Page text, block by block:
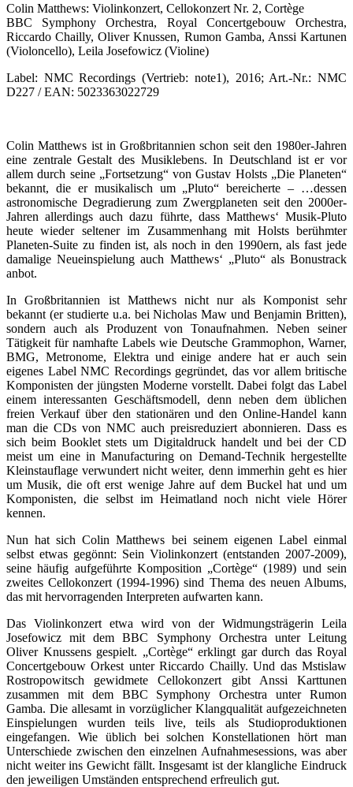
Colin Matthews: Violinkonzert, Cellokonzert Nr. 2, Cortège
BBC Symphony Orchestra, Royal Concertgebouw Orchestra,
Riccardo Chailly, Oliver Knussen, Rumon Gamba, Anssi Kartunen
(Violoncello), Leila Josefowicz (Violine)
Label: NMC Recordings (Vertrieb: note1), 2016; Art.-Nr.: NMC
D227 / EAN: 5023363022729
Colin Matthews ist in Großbritannien schon seit den 1980er-Jahren
eine zentrale Gestalt des Musiklebens. In Deutschland ist er vor
allem durch seine „Fortsetzung“ von Gustav Holsts „Die Planeten“
bekannt, die er musikalisch um „Pluto“ bereicherte – …dessen
astronomische Degradierung zum Zwergplaneten seit den 2000er-
Jahren allerdings auch dazu führte, dass Matthews‘ Musik-Pluto
heute wieder seltener im Zusammenhang mit Holsts berühmter
Planeten-Suite zu finden ist, als noch in den 1990ern, als fast jede
damalige Neueinspielung auch Matthews‘ „Pluto“ als Bonustrack
anbot.
In Großbritannien ist Matthews nicht nur als Komponist sehr
bekannt (er studierte u.a. bei Nicholas Maw und Benjamin Britten),
sondern auch als Produzent von Tonaufnahmen. Neben seiner
Tätigkeit für namhafte Labels wie Deutsche Grammophon, Warner,
BMG, Metronome, Elektra und einige andere hat er auch sein
eigenes Label NMC Recordings gegründet, das vor allem britische
Komponisten der jüngsten Moderne vorstellt. Dabei folgt das Label
einem interessanten Geschäftsmodell, denn neben dem üblichen
freien Verkauf über den stationären und den Online-Handel kann
man die CDs von NMC auch preisreduziert abonnieren. Dass es
sich beim Booklet stets um Digitaldruck handelt und bei der CD
meist um eine in Manufacturing on Demand-Technik hergestellte
Kleinstauflage verwundert nicht weiter, denn immerhin geht es hier
um Musik, die oft erst wenige Jahre auf dem Buckel hat und um
Komponisten, die selbst im Heimatland noch nicht viele Hörer
kennen.
Nun hat sich Colin Matthews bei seinem eigenen Label einmal
selbst etwas gegönnt: Sein Violinkonzert (entstanden 2007-2009),
seine häufig aufgeführte Komposition „Cortège“ (1989) und sein
zweites Cellokonzert (1994-1996) sind Thema des neuen Albums,
das mit hervorragenden Interpreten aufwarten kann.
Das Violinkonzert etwa wird von der Widmungsträgerin Leila
Josefowicz mit dem BBC Symphony Orchestra unter Leitung
Oliver Knussens gespielt. „Cortège“ erklingt gar durch das Royal
Concertgebouw Orkest unter Riccardo Chailly. Und das Mstislaw
Rostropowitsch gewidmete Cellokonzert gibt Anssi Karttunen
zusammen mit dem BBC Symphony Orchestra unter Rumon
Gamba. Die allesamt in vorzüglicher Klangqualität aufgezeichneten
Einspielungen wurden teils live, teils als Studioproduktionen
eingefangen. Wie üblich bei solchen Konstellationen hört man
Unterschiede zwischen den einzelnen Aufnahmesessions, was aber
nicht weiter ins Gewicht fällt. Insgesamt ist der klangliche Eindruck
den jeweiligen Umständen entsprechend erfreulich gut.